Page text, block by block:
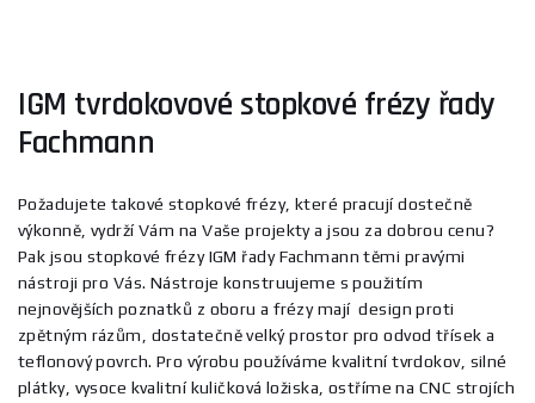
IGM tvrdokovové stopkové frézy řady
Fachmann
Požadujete takové stopkové frézy, které pracují dostečně
výkonně, vydrží Vám na Vaše projekty a jsou za dobrou cenu?
Pak jsou stopkové frézy IGM řady Fachmann těmi pravými
nástroji pro Vás. Nástroje konstruujeme s použitím
nejnovějších poznatků z oboru a frézy mají design proti
zpětným rázům, dostatečně velký prostor pro odvod třísek a
teflonový povrch. Pro výrobu používáme kvalitní tvrdokov, silné
plátky, vysoce kvalitní kuličková ložiska, ostříme na CNC strojích